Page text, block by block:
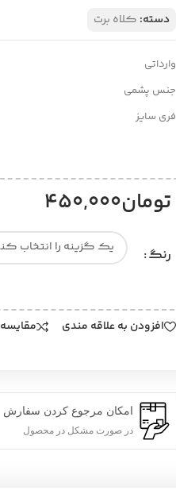
دسته: کلاه برت
وارداتی
جنس پشمی
فری سایز
تومان450,000
رنگ
افزودن به علاقه مندی مقایسه
امکان مرجوع کردن سفارش
در صورت مشکل در محصول